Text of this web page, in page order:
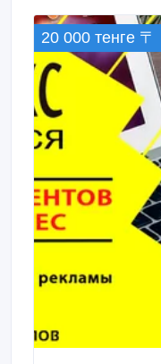
20 000 тенге 〒